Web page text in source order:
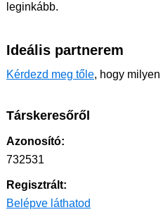
leginkább.
Ideális partnerem
Kérdezd meg tőle, hogy
Társkeresőről
Azonosító:
732531
Regisztrált:
Belépve láthatod